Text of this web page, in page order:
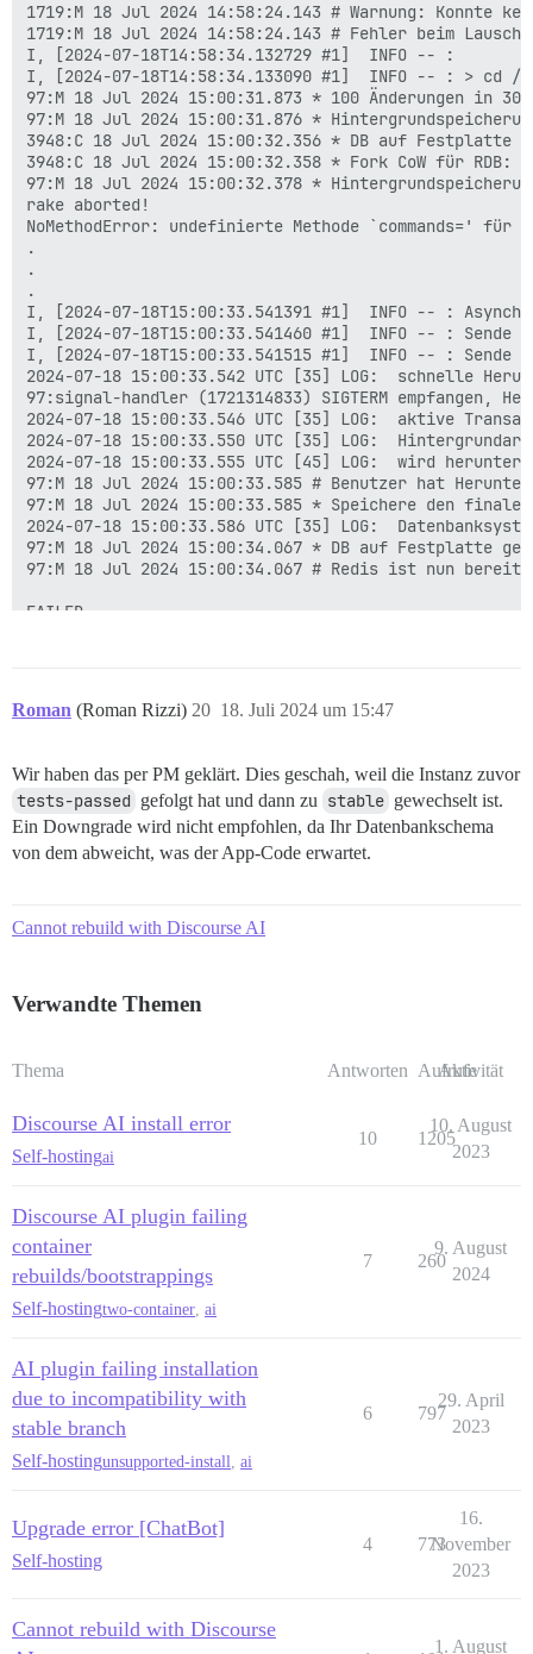
1719:M 18 Jul 2024 14:58:24.143 # Warnung: Konnte
1719:M 18 Jul 2024 14:58:24.143 # Fehler beim
I, [2024-07-18T14:58:34.132729 #1]  INFO -- :
I, [2024-07-18T14:58:34.133090 #1]  INFO -- : > cd /
97:M 18 Jul 2024 15:00:31.873 * 100 Änderungen in
97:M 18 Jul 2024 15:00:31.876 *
3948:C 18 Jul 2024 15:00:32.356 * DB auf Festplatte
3948:C 18 Jul 2024 15:00:32.358 * Fork CoW für
97:M 18 Jul 2024 15:00:32.378 *
rake aborted!
NoMethodError: undefinierte Methode `commands=' für
.
.
.
I, [2024-07-18T15:00:33.541391 #1]  INFO -- :
I, [2024-07-18T15:00:33.541460 #1]  INFO -- :
I, [2024-07-18T15:00:33.541515 #1]  INFO -- :
2024-07-18 15:00:33.542 UTC [35] LOG:  schnelle
97:signal-handler (1721314833) SIGTERM empfangen,
2024-07-18 15:00:33.546 UTC [35] LOG:  aktive
2024-07-18 15:00:33.550 UTC [35] LOG:
2024-07-18 15:00:33.555 UTC [45] LOG:  wird
97:M 18 Jul 2024 15:00:33.585 # Benutzer hat
97:M 18 Jul 2024 15:00:33.585 * Speichere den finalen
2024-07-18 15:00:33.586 UTC [35] LOG:
97:M 18 Jul 2024 15:00:34.067 * DB auf Festplatte
97:M 18 Jul 2024 15:00:34.067 # Redis ist nun bereit
FAILED
bootstrap fehlgeschlagen mit Exit-Code 1
Roman (Roman Rizzi) 18. Juli 2024 um 15:47
20
Wir haben das per PM geklärt. Dies geschah, weil die Instanz zuvor
tests-passed gefolgt hat und dann zu stable gewechselt ist.
Ein Downgrade wird nicht empfohlen, da Ihr Datenbankschema
von dem abweicht, was der App-Code erwartet.
Cannot rebuild with Discourse AI
Verwandte Themen
Thema Antworten Aufrufe
Aktivität
Discourse AI install error
Self-hostingai
10 1205
10. August
2023
Discourse AI plugin failing
container
rebuilds/bootstrappings
Self-hostingtwo-container ai
7 260
9. August
2024
AI plugin failing installation
due to incompatibility with
stable branch
Self-hostingunsupported-install ai
6 797
29. April
2023
Upgrade error [ChatBot]
Self-hosting
4 773
16.
November
2023
Cannot rebuild with Discourse
1. August